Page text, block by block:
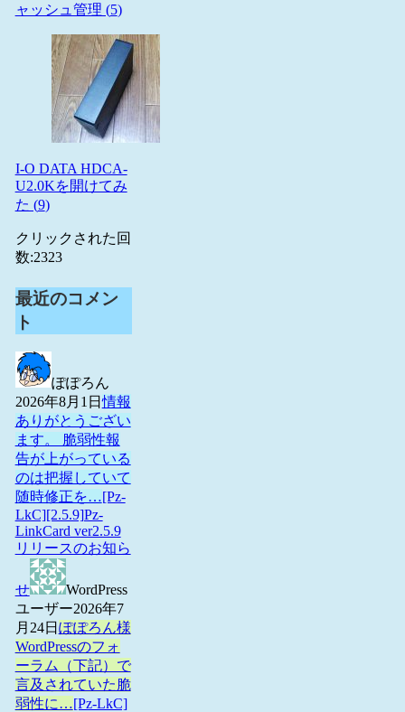
ャッシュ管理 (5)
I-O DATA HDCA-
U2.0Kを開けてみ
た (9)
クリックされた回
数:2323
最近のコメン
ト
ぽぽろん
2026年8月1日情報
ありがとうござい
ます。 脆弱性報
告が上がっている
のは把握していて
随時修正を…[Pz-
LkC][2.5.9]Pz-
LinkCard ver2.5.9
リリースのお知ら
せ
WordPress
ユーザー2026年7
月24日 ぽぽろん様
WordPressのフォ
ーラム（下記）で
言及されていた脆
弱性に…[Pz-LkC]